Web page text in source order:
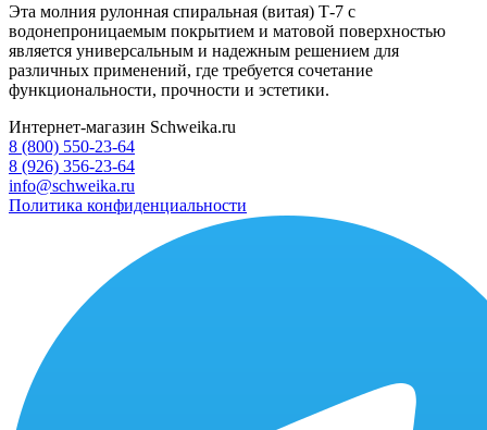
Эта молния рулонная спиральная (витая) Т-7 с
водонепроницаемым покрытием и матовой поверхностью
является универсальным и надежным решением для
различных применений, где требуется сочетание
функциональности, прочности и эстетики.
Интернет-магазин Schweika.ru
8 (800) 550-23-64
8 (926) 356-23-64
info@schweika.ru
Политика конфиденциальности